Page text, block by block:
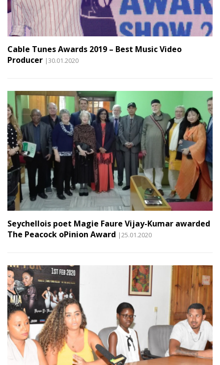
Cable Tunes Awards 2019 – Best Music Video
Producer |30.01.2020
Seychellois poet Magie Faure Vijay-Kumar awarded
The Peacock oPinion Award |25.01.2020